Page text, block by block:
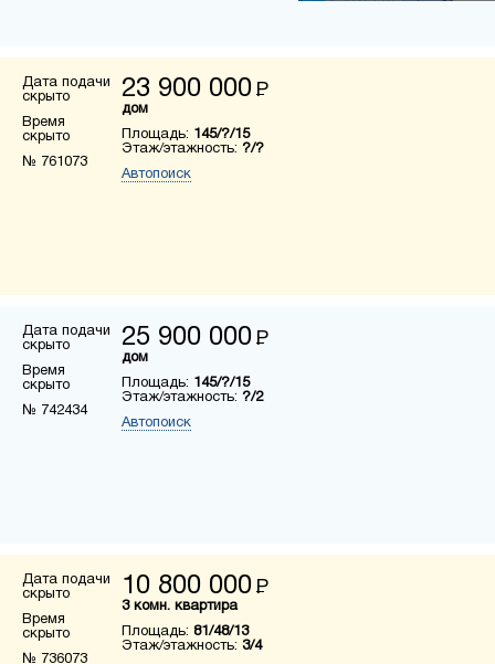
Дата подачи
скрыто
Время
скрыто
№ 761073
23 900 000 Р
дом
Площадь: 145/?/15
Этаж/этажность: ?/?
Автопоиск
Дата подачи
скрыто
Время
скрыто
№ 742434
25 900 000 Р
дом
Площадь: 145/?/15
Этаж/этажность: ?/2
Автопоиск
Дата подачи
скрыто
Время
скрыто
№ 736073
10 800 000 Р
3 комн. квартира
Площадь: 81/48/13
Этаж/этажность: 3/4